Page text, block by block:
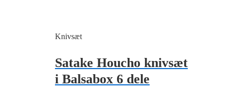
Knivsæt
Satake Houcho knivsæt
i Balsabox 6 dele